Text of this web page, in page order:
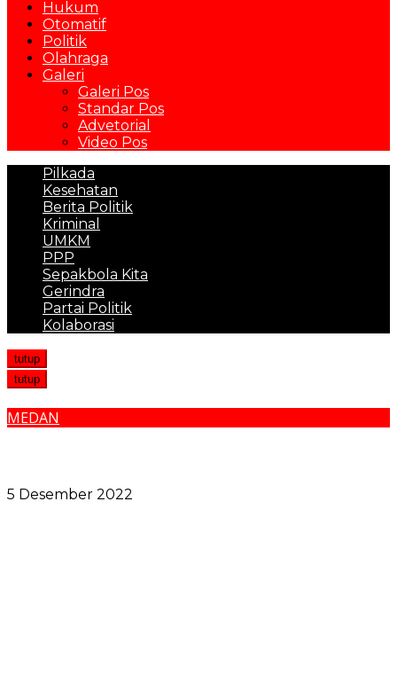
Hukum
Otomatif
Politik
Olahraga
Galeri
Galeri Pos
Standar Pos
Advetorial
Video Pos
Pilkada
Kesehatan
Berita Politik
Kriminal
UMKM
PPP
Sepakbola Kita
Gerindra
Partai Politik
Kolaborasi
tutup
tutup
MEDAN
5 Desember 2022